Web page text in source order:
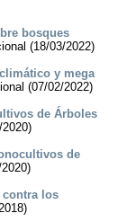
bosques
(18/03/2022)
y mega
(07/02/2022)
de Árboles
2020)
de
contra los